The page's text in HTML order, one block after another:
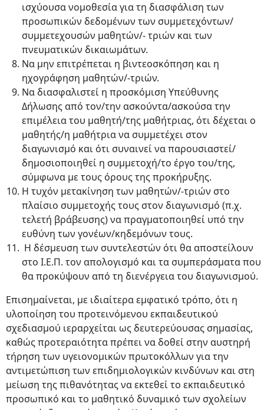
ισχύουσα νομοθεσία για τη διασφάλιση των
προσωπικών δεδομένων των συμμετεχόντων/
συμμετεχουσών μαθητών/- τριών και των
πνευματικών δικαιωμάτων.
Να μην επιτρέπεται η βιντεοσκόπηση και η
ηχογράφηση μαθητών/-τριών.
Να διασφαλιστεί η προσκόμιση Υπεύθυνης
Δήλωσης από τον/την ασκούντα/ασκούσα την
επιμέλεια του μαθητή/της μαθήτριας, ότι δέχεται ο
μαθητής/η μαθήτρια να συμμετέχει στον
διαγωνισμό και ότι συναινεί να παρουσιαστεί/
δημοσιοποιηθεί η συμμετοχή/το έργο του/της,
σύμφωνα με τους όρους της προκήρυξης.
Η τυχόν μετακίνηση των μαθητών/-τριών στο
πλαίσιο συμμετοχής τους στον διαγωνισμό (π.χ.
τελετή βράβευσης) να πραγματοποιηθεί υπό την
ευθύνη των γονέων/κηδεμόνων τους.
Η δέσμευση των συντελεστών ότι θα αποστείλουν
στο Ι.Ε.Π. τον απολογισμό και τα συμπεράσματα που
θα προκύψουν από τη διενέργεια του διαγωνισμού.
Επισημαίνεται, με ιδιαίτερα εμφατικό τρόπο, ότι η
υλοποίηση του προτεινόμενου εκπαιδευτικού
σχεδιασμού ιεραρχείται ως δευτερεύουσας σημασίας,
καθώς προτεραιότητα πρέπει να δοθεί στην αυστηρή
τήρηση των υγειονομικών πρωτοκόλλων για την
αντιμετώπιση των επιδημιολογικών κινδύνων και στη
μείωση της πιθανότητας να εκτεθεί το εκπαιδευτικό
προσωπικό και το μαθητικό δυναμικό των σχολείων